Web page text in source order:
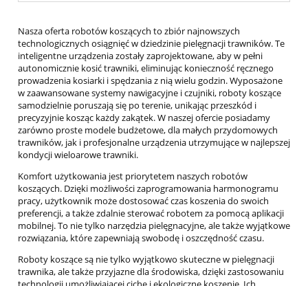
Nasza oferta robotów koszących to zbiór najnowszych
technologicznych osiągnięć w dziedzinie pielęgnacji trawników. Te
inteligentne urządzenia zostały zaprojektowane, aby w pełni
autonomicznie kosić trawniki, eliminując konieczność ręcznego
prowadzenia kosiarki i spędzania z nią wielu godzin. Wyposażone
w zaawansowane systemy nawigacyjne i czujniki, roboty koszące
samodzielnie poruszają się po terenie, unikając przeszkód i
precyzyjnie kosząc każdy zakątek. W naszej ofercie posiadamy
zarówno proste modele budżetowe, dla małych przydomowych
trawników, jak i profesjonalne urządzenia utrzymujące w najlepszej
kondycji wieloarowe trawniki.
Komfort użytkowania jest priorytetem naszych robotów
koszących. Dzięki możliwości zaprogramowania harmonogramu
pracy, użytkownik może dostosować czas koszenia do swoich
preferencji, a także zdalnie sterować robotem za pomocą aplikacji
mobilnej. To nie tylko narzędzia pielęgnacyjne, ale także wyjątkowe
rozwiązania, które zapewniają swobodę i oszczędność czasu.
Roboty koszące są nie tylko wyjątkowo skuteczne w pielęgnacji
trawnika, ale także przyjazne dla środowiska, dzięki zastosowaniu